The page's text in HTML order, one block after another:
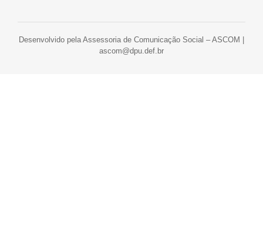
Desenvolvido pela Assessoria de Comunicação Social – ASCOM |
ascom@dpu.def.br